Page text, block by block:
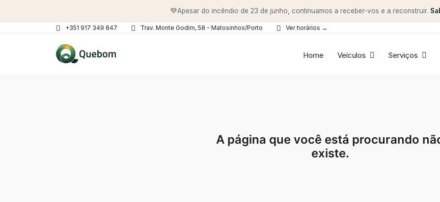
💚Apesar do incêndio de 23 de junho, continuamos a receber-vos e a reconstruir.
+351 917 349 847 Trav. Monte Godim, 58 - Matosinhos/Porto Ver horários →
Home Veículos Serviços
A página que você está procurando
existe.